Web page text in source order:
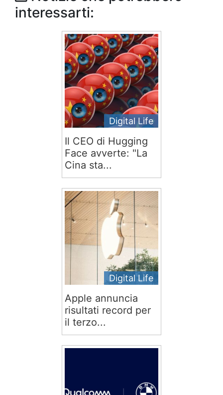
interessarti:
Digital Life
Il CEO di Hugging
Face avverte: "La
Cina sta...
Digital Life
Apple annuncia
risultati record per
il terzo...